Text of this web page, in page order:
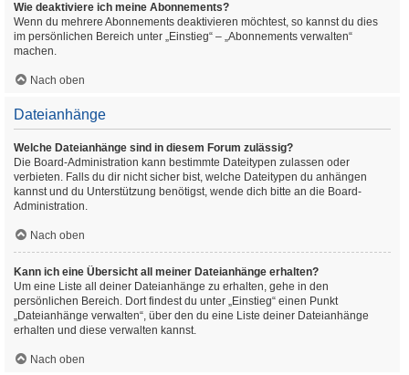
Wie deaktiviere ich meine Abonnements?
Wenn du mehrere Abonnements deaktivieren möchtest, so kannst du dies
im persönlichen Bereich unter „Einstieg“ – „Abonnements verwalten“
machen.
Nach oben
Dateianhänge
Welche Dateianhänge sind in diesem Forum zulässig?
Die Board-Administration kann bestimmte Dateitypen zulassen oder
verbieten. Falls du dir nicht sicher bist, welche Dateitypen du anhängen
kannst und du Unterstützung benötigst, wende dich bitte an die Board-
Administration.
Nach oben
Kann ich eine Übersicht all meiner Dateianhänge erhalten?
Um eine Liste all deiner Dateianhänge zu erhalten, gehe in den
persönlichen Bereich. Dort findest du unter „Einstieg“ einen Punkt
„Dateianhänge verwalten“, über den du eine Liste deiner Dateianhänge
erhalten und diese verwalten kannst.
Nach oben